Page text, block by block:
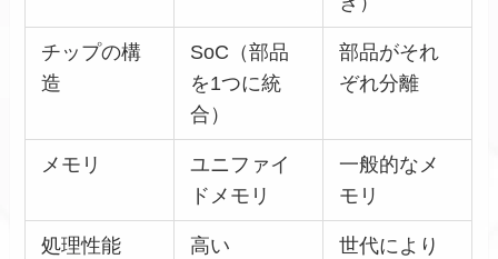
チップの構
造
SoC（部品
を1つに統
合）
部品がそれ
ぞれ分離
メモリ
ユニファイ
ドメモリ
一般的なメ
モリ
処理性能 高い
世代により